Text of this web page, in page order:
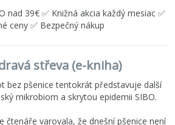
nad 39€ ✅ Knižná akcia každý mesiac ✅
ceny ✅ Bezpečný nákup
střeva (e-kniha)
bez pšenice tentokrát představuje další
mikrobiom a skrytou epidemii SIBO.
čtenáře varovala, že dnešní pšenice není